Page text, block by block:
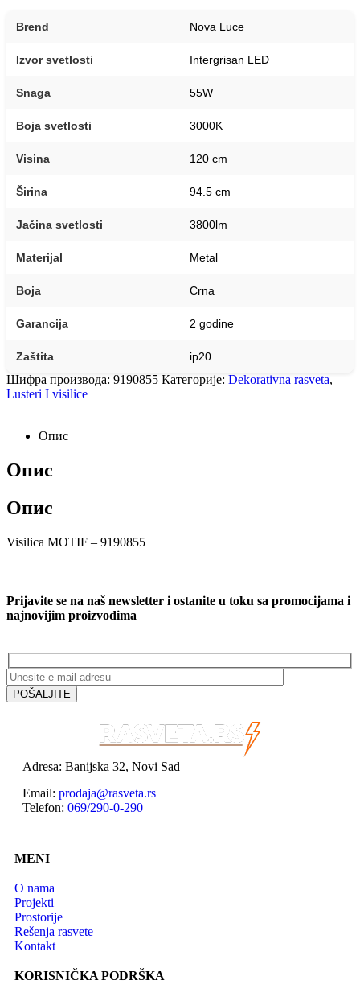
Brend Nova Luce
Izvor svetlosti Intergrisan LED
Snaga 55W
Boja svetlosti 3000K
Visina 120 cm
Širina 94.5 cm
Jačina svetlosti 3800lm
Materijal Metal
Boja Crna
Garancija 2 godine
Zaštita ip20
Шифра производа: 9190855 Категорије: Dekorativna rasveta,
Lusteri I visilice
Опис
Опис
Опис
Visilica MOTIF – 9190855
Prijavite se na naš newsletter i ostanite u toku sa promocijama i
najnovijim proizvodima
Adresa: Banijska 32, Novi Sad
Email: prodaja@rasveta.rs
Telefon: 069/290-0-290
MENI
O nama
Projekti
Prostorije
Rešenja rasvete
Kontakt
KORISNIČKA PODRŠKA